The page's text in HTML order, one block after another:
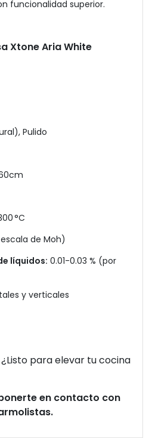
funcionalidad superior.
Xtone Aria White
Pulido
°C
de Moh)
líquidos: 0.01-0.03 % (por
y verticales
para elevar tu cocina
en contacto con